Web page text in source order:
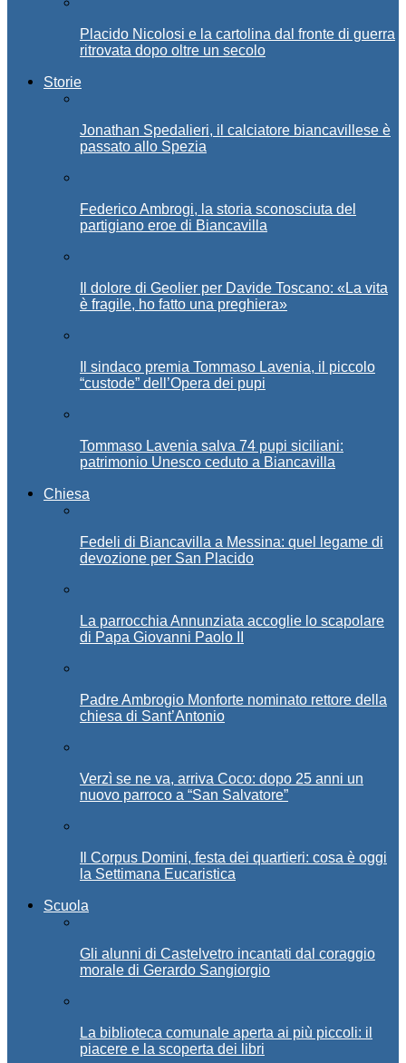
Placido Nicolosi e la cartolina dal fronte di guerra
ritrovata dopo oltre un secolo
Storie
Jonathan Spedalieri, il calciatore biancavillese è
passato allo Spezia
Federico Ambrogi, la storia sconosciuta del
partigiano eroe di Biancavilla
Il dolore di Geolier per Davide Toscano: «La vita
è fragile, ho fatto una preghiera»
Il sindaco premia Tommaso Lavenia, il piccolo
“custode” dell’Opera dei pupi
Tommaso Lavenia salva 74 pupi siciliani:
patrimonio Unesco ceduto a Biancavilla
Chiesa
Fedeli di Biancavilla a Messina: quel legame di
devozione per San Placido
La parrocchia Annunziata accoglie lo scapolare
di Papa Giovanni Paolo II
Padre Ambrogio Monforte nominato rettore della
chiesa di Sant’Antonio
Verzì se ne va, arriva Coco: dopo 25 anni un
nuovo parroco a “San Salvatore”
Il Corpus Domini, festa dei quartieri: cosa è oggi
la Settimana Eucaristica
Scuola
Gli alunni di Castelvetro incantati dal coraggio
morale di Gerardo Sangiorgio
La biblioteca comunale aperta ai più piccoli: il
piacere e la scoperta dei libri